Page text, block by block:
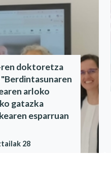
ren doktoretza
arloko
gatazka
esparruan
28